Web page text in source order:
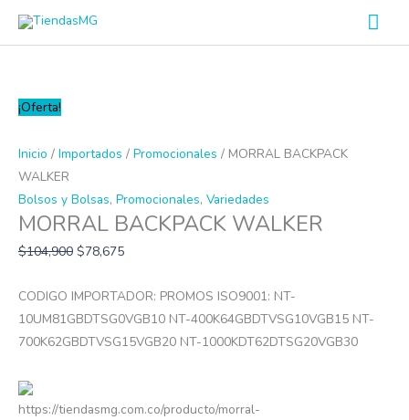
¡Oferta!
Inicio / Importados / Promocionales / MORRAL BACKPACK
WALKER
Bolsos y Bolsas, Promocionales, Variedades
MORRAL BACKPACK WALKER
$104,900 $78,675
CODIGO IMPORTADOR: PROMOS ISO9001: NT-
10UM81GBDTSG0VGB10 NT-400K64GBDTVSG10VGB15 NT-
700K62GBDTVSG15VGB20 NT-1000KDT62DTSG20VGB30
https://tiendasmg.com.co/producto/morral-
MORRAL
WALKER
cantidad